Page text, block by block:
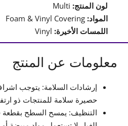
لون المنتج:
المواد: Foam & Vinyl Covering
اللمسات الأخيرة:
معلومات عن المنتج
إرشادات السلامة: يتوجب
حصيرة سلامة للمنتجات ذو
التنظيف: يمسح السطح بقطعة